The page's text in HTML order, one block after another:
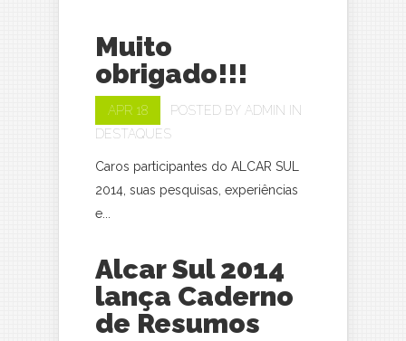
Muito
obrigado!!!
APR 18 POSTED BY ADMIN
IN
DESTAQUES
Caros participantes do ALCAR SUL
2014, suas pesquisas, experiências
e...
Alcar Sul 2014
lança Caderno
de Resumos